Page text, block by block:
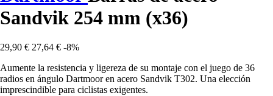
Sandvik 254 mm (x36)
29,90 € 27,64 € -8%
Aumente la resistencia y ligereza de su montaje con el juego de 36
radios en ángulo Dartmoor en acero Sandvik T302. Una elección
imprescindible para ciclistas exigentes.